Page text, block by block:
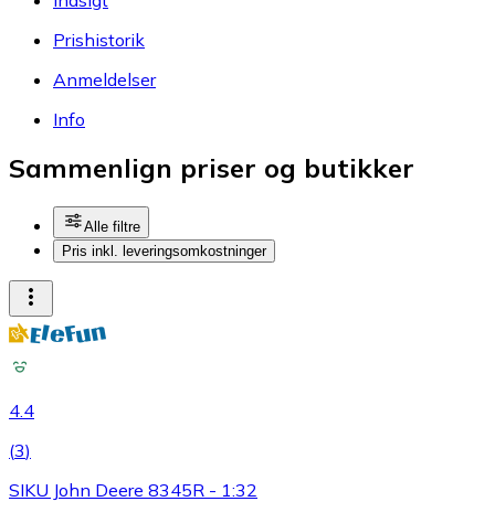
Prishistorik
Anmeldelser
Info
Sammenlign priser og butikker
Alle filtre
Pris inkl. leveringsomkostninger
4.4
(3)
SIKU John Deere 8345R - 1:32